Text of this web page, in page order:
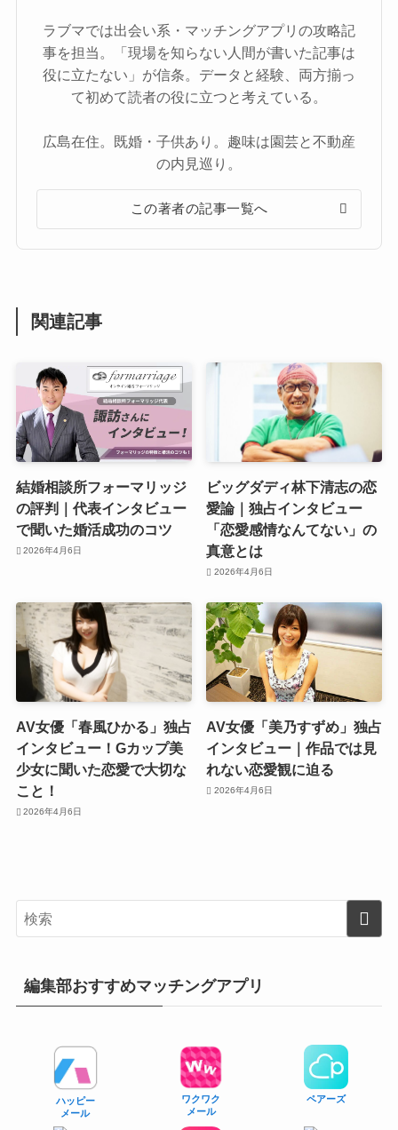
ラブマでは出会い系・マッチングアプリの攻略記
事を担当。「現場を知らない人間が書いた記事は
役に立たない」が信条。データと経験、両方揃っ
て初めて読者の役に立つと考えている。
広島在住。既婚・子供あり。趣味は園芸と不動産
の内見巡り。
この著者の記事一覧へ
関連記事
結婚相談所フォーマリッジ
の評判｜代表インタビュー
で聞いた婚活成功のコツ
2026年4月6日
ビッグダディ林下清志の恋
愛論｜独占インタビュー
「恋愛感情なんてない」の
真意とは
2026年4月6日
AV女優「春風ひかる」独占
インタビュー！Gカップ美
少女に聞いた恋愛で大切な
こと！
2026年4月6日
AV女優「美乃すずめ」独占
インタビュー｜作品では見
れない恋愛観に迫る
2026年4月6日
編集部おすすめマッチングアプリ
ハッピー
メール
ワクワク
メール
ペアーズ